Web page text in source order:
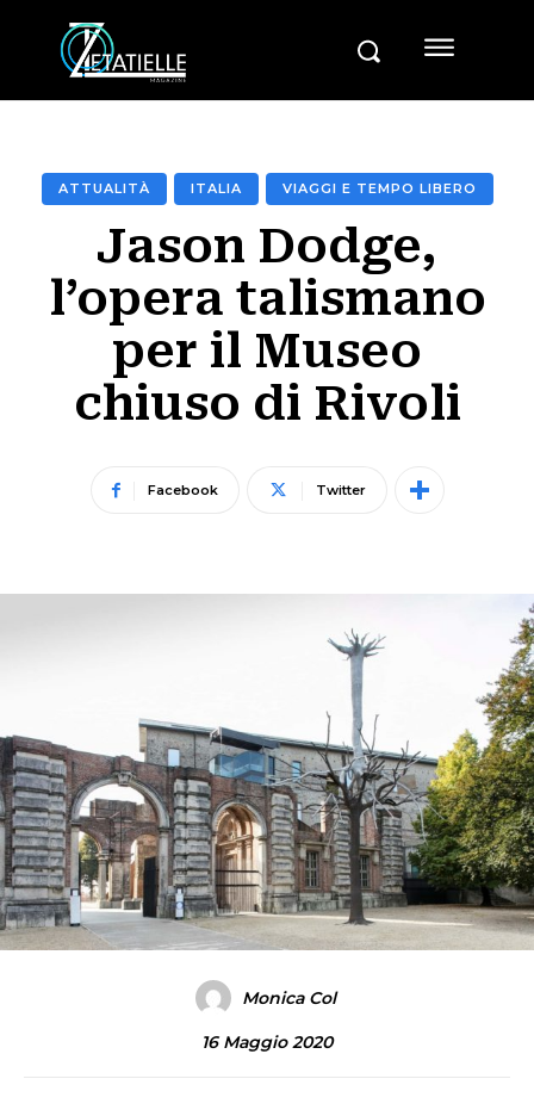
ATTUALITÀ ITALIA VIAGGI E TEMPO LIBERO
Jason Dodge,
l’opera talismano
per il Museo
chiuso di Rivoli
Facebook Twitter
Monica Col
16 Maggio 2020